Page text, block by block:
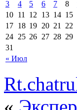
« Июл
3
4 5 6 7 8
10 11 12 13 14 15
17 18 19 20 21 22
24 25 26 27 28 29
31